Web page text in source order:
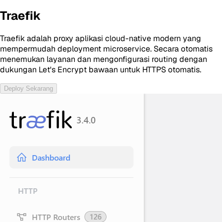
Traefik
Traefik adalah proxy aplikasi cloud-native modern yang
mempermudah deployment microservice. Secara otomatis
menemukan layanan dan mengonfigurasi routing dengan
dukungan Let's Encrypt bawaan untuk HTTPS otomatis.
Deploy Sekarang